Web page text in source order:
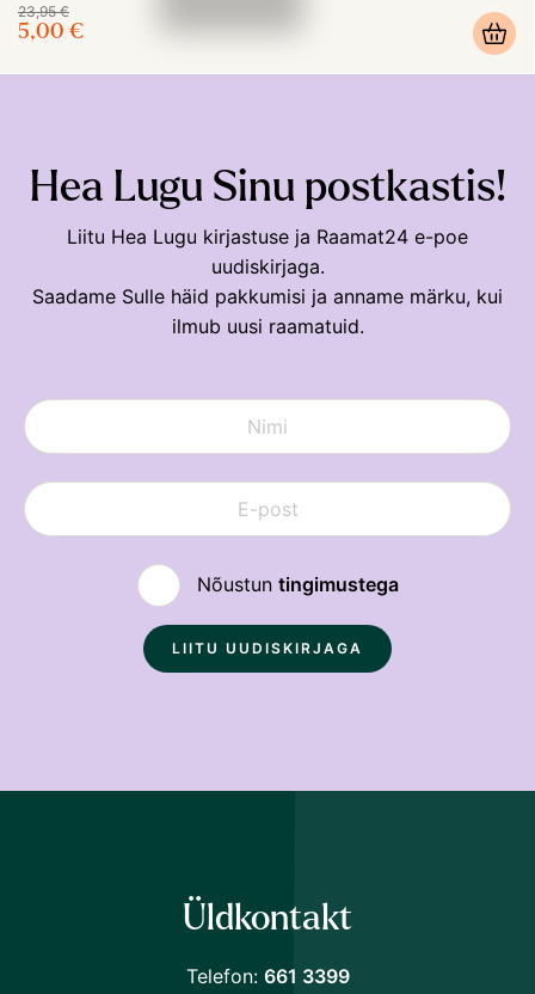
23,95 €
5,00 €
Hea Lugu Sinu postkastis!
Liitu Hea Lugu kirjastuse ja Raamat24 e-poe
uudiskirjaga.
Saadame Sulle häid pakkumisi ja anname märku, kui
ilmub uusi raamatuid.
Nõustun tingimustega
Üldkontakt
Telefon: 661 3399